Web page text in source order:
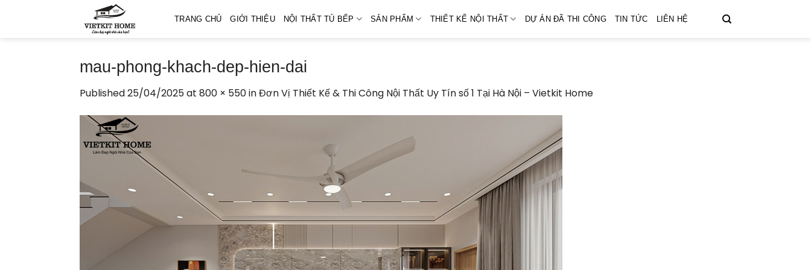
TRANG CHỦ GIỚI THIỆU NỘI THẤT TỦ BẾP SẢN PHẨM THIẾT KẾ NỘI THẤT DỰ ÁN ĐÃ THI CÔNG TIN TỨC LIÊN HỆ
mau-phong-khach-dep-hien-dai
Published25/04/2025at 800 × 550inĐơn Vị Thiết Kế & Thi Công Nội Thất Uy Tín số 1 Tại Hà Nội – Vietkit Home